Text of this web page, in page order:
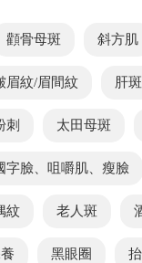
顴骨母斑 斜方肌
眉紋/眉間紋 肝斑
刺 太田母斑
字臉、咀嚼肌、瘦臉
紋 老人斑
黑眼圈